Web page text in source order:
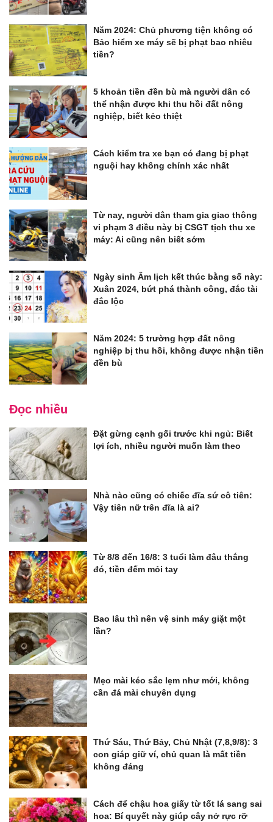
Năm 2024: Chủ phương tiện không có
Bảo hiểm xe máy sẽ bị phạt bao nhiêu
tiền?
5 khoản tiền đền bù mà người dân có
thể nhận được khi thu hồi đất nông
nghiệp, biết kẻo thiệt
Cách kiểm tra xe bạn có đang bị phạt
nguội hay không chính xác nhất
Từ nay, người dân tham gia giao thông
vi phạm 3 điều này bị CSGT tịch thu xe
máy: Ai cũng nên biết sớm
Ngày sinh Âm lịch kết thúc bằng số này:
Xuân 2024, bứt phá thành công, đắc tài
đắc lộc
Năm 2024: 5 trường hợp đất nông
nghiệp bị thu hồi, không được nhận tiền
đền bù
Đọc nhiều
Đặt gừng cạnh gối trước khi ngủ: Biết
lợi ích, nhiều người muốn làm theo
Nhà nào cũng có chiếc đĩa sứ cô tiên:
Vậy tiên nữ trên đĩa là ai?
Từ 8/8 đến 16/8: 3 tuổi làm đâu thắng
đó, tiền đếm mỏi tay
Bao lâu thì nên vệ sinh máy giặt một
lần?
Mẹo mài kéo sắc lẹm như mới, không
cần đá mài chuyên dụng
Thứ Sáu, Thứ Bảy, Chủ Nhật (7,8,9/8): 3
con giáp giữ ví, chủ quan là mất tiền
không đáng
Cách để chậu hoa giấy từ tốt lá sang sai
hoa: Bí quyết này giúp cây nở rực rỡ